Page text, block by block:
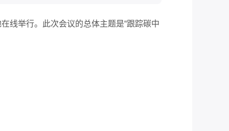
线举行。 此次会议的总体主题是“跟踪碳中